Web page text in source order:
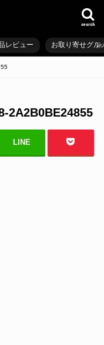
search
レビュー お取り寄せグル
2A2B0BE24855
LINE